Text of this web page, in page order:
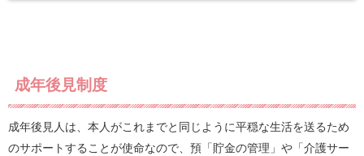
成年後見制度
成年後見人は、本人がこれまでと同じように平穏な生活を送るため
のサポートすることが使命なので、預「貯金の管理」や「介護サー